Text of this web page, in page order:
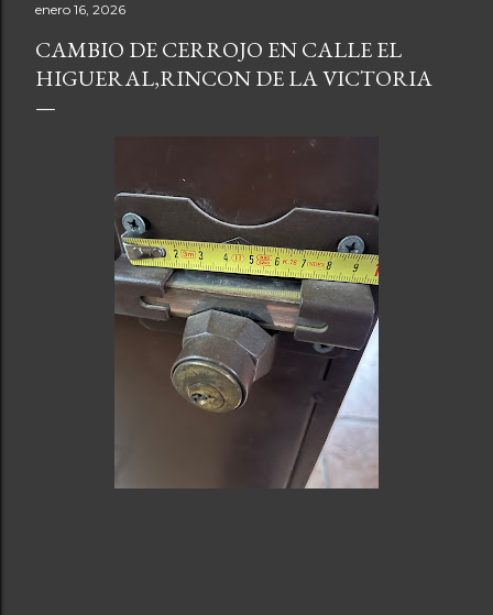
enero 16, 2026
CAMBIO DE CERROJO EN CALLE EL
HIGUERAL,RINCON DE LA VICTORIA